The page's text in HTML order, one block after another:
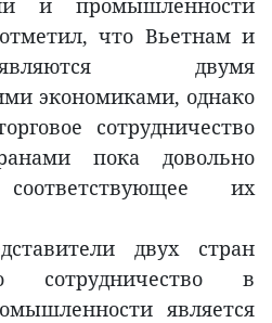
что Вьетнам и
двумя
экономиками, однако
сотрудничество
пока довольно
их
двух стран
сотрудничество в
является